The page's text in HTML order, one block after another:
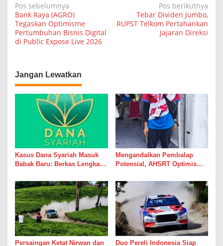
N
a
v
a
s
s
Pos sebelumnya
Bank Raya (AGRO)
Tegaskan Optimisme
Pertumbuhan Bisnis Digital
di Public Expose Live 2026
Pos berikutnya
Tebar Dividen Jumbo,
RUPST Telkom Pertahankan
Jajaran Direksi
Jangan Lewatkan
Kasus Dana Syariah Masuk
Babak Baru: Berkas Lengkap,
Menunggu
Mengandalkan Pembalap
Potensial, AHSRT Optimis
Rally 2026 Putaran 4 di
Sumatera Utara
Persaingan Ketat Nirwan dan Duo Pereli Indonesia Siap